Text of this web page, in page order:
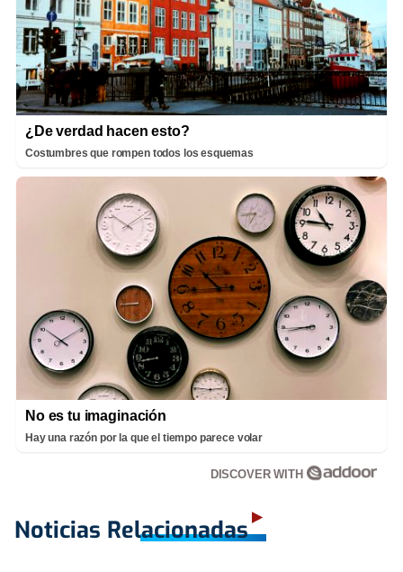
¿De verdad hacen esto?
Costumbres que rompen todos los esquemas
No es tu imaginación
Hay una razón por la que el tiempo parece volar
DISCOVER WITH
Noticias Relacionadas